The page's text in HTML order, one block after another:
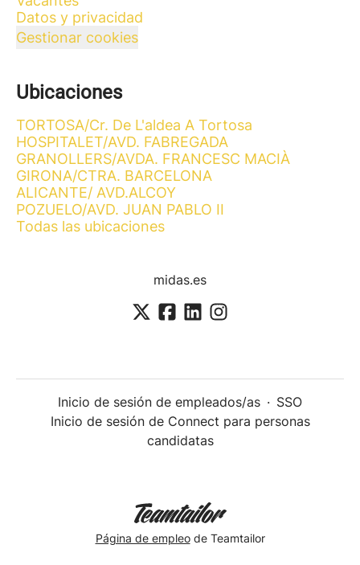
Datos y privacidad
Gestionar cookies
Ubicaciones
TORTOSA/Cr. De L'aldea A Tortosa
HOSPITALET/AVD. FABREGADA
GRANOLLERS/AVDA. FRANCESC MACIÀ
GIRONA/CTRA. BARCELONA
ALICANTE/ AVD.ALCOY
POZUELO/AVD. JUAN PABLO II
Todas las ubicaciones
midas.es
Inicio de sesión de empleados/as · SSO
Inicio de sesión de Connect para personas
candidatas
Página de empleode Teamtailor